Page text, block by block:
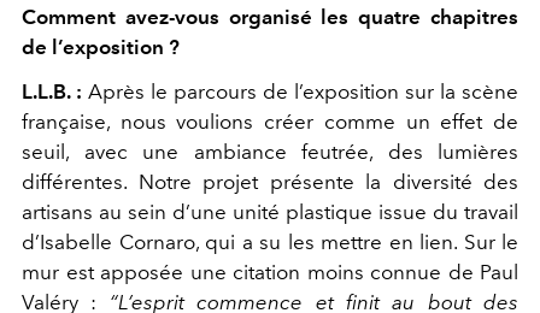
Comment avez-vous organisé les quatre chapitres
de l’exposition ?
L.L.B. : Après le parcours de l’exposition sur la scène
française, nous voulions créer comme un effet de
seuil, avec une ambiance feutrée, des lumières
différentes. Notre projet présente la diversité des
artisans au sein d’une unité plastique issue du travail
d’Isabelle Cornaro, qui a su les mettre en lien. Sur le
mur est apposée une citation moins connue de Paul
Valéry : “L’esprit commence et finit au bout des